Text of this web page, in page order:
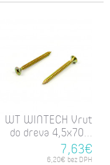
WT WINTECH Vrut
do dreva 4,5x70...
7,63€
6,20€ bez DPH